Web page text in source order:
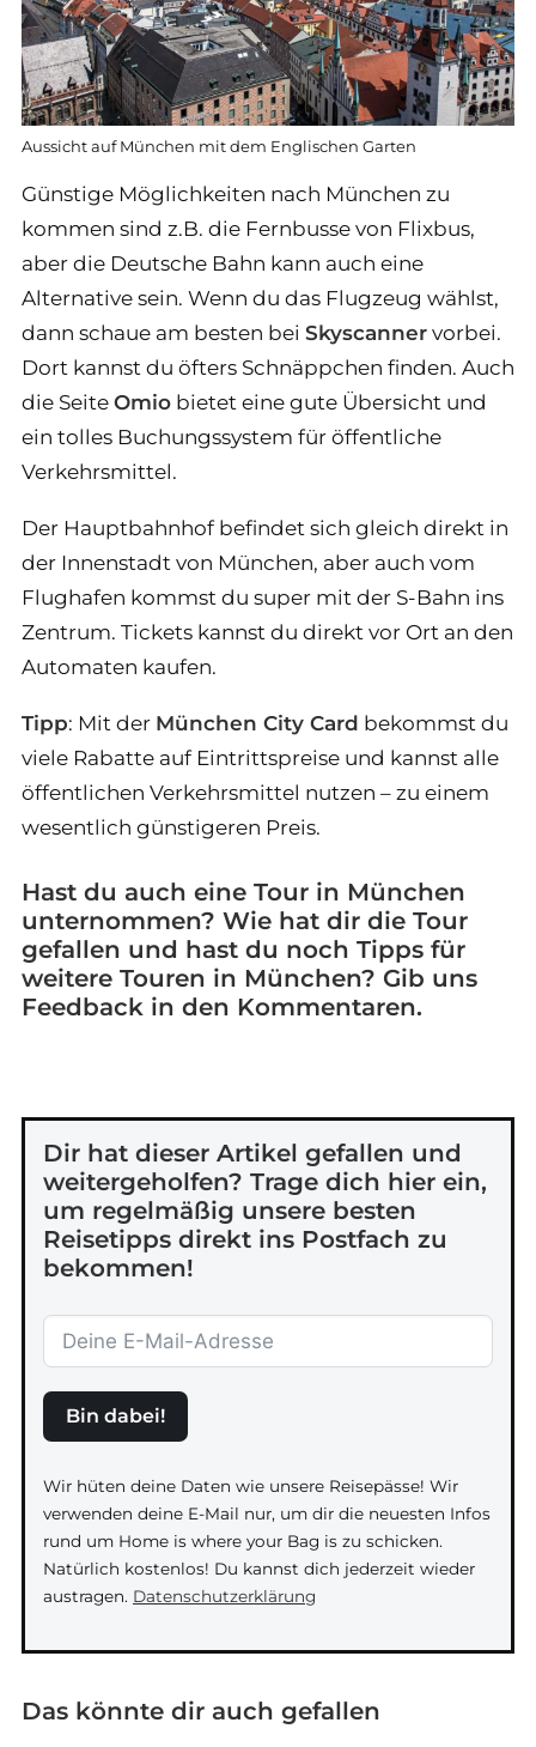
Aussicht auf München mit dem Englischen Garten
Günstige Möglichkeiten nach München zu
kommen sind z.B. die Fernbusse von Flixbus,
aber die Deutsche Bahn kann auch eine
Alternative sein. Wenn du das Flugzeug wählst,
dann schaue am besten bei Skyscanner vorbei.
Dort kannst du öfters Schnäppchen finden. Auch
die Seite Omio bietet eine gute Übersicht und
ein tolles Buchungssystem für öffentliche
Verkehrsmittel.
Der Hauptbahnhof befindet sich gleich direkt in
der Innenstadt von München, aber auch vom
Flughafen kommst du super mit der S-Bahn ins
Zentrum. Tickets kannst du direkt vor Ort an den
Automaten kaufen.
Tipp: Mit der München City Card bekommst du
viele Rabatte auf Eintrittspreise und kannst alle
öffentlichen Verkehrsmittel nutzen – zu einem
wesentlich günstigeren Preis.
Hast du auch eine Tour in München
unternommen? Wie hat dir die Tour
gefallen und hast du noch Tipps für
weitere Touren in München? Gib uns
Feedback in den Kommentaren.
Dir hat dieser Artikel gefallen und
weitergeholfen? Trage dich hier ein,
um regelmäßig unsere besten
Reisetipps direkt ins Postfach zu
bekommen!
Bin dabei!
Wir hüten deine Daten wie unsere Reisepässe! Wir
verwenden deine E-Mail nur, um dir die neuesten Infos
rund um Home is where your Bag is zu schicken.
Natürlich kostenlos! Du kannst dich jederzeit wieder
austragen. Datenschutzerklärung
Das könnte dir auch gefallen